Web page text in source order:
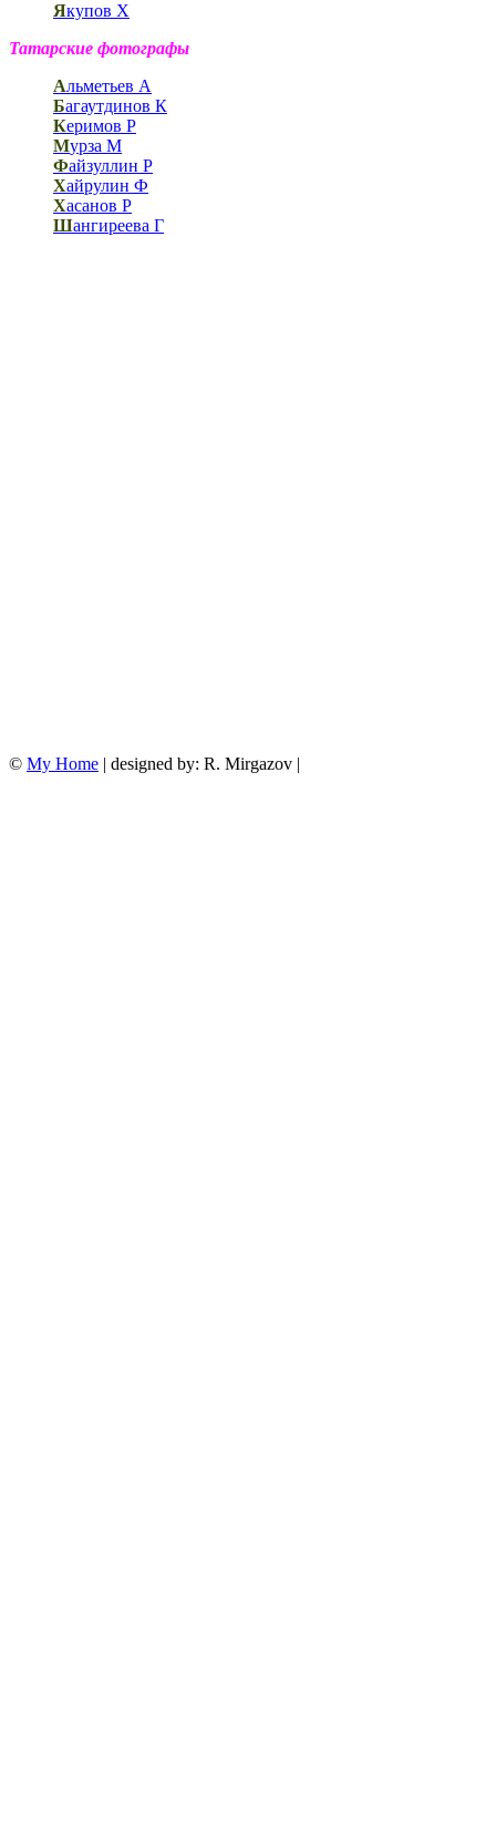
Якупов Х
Татарские фотографы
Альметьев А
Багаутдинов К
Керимов Р
Мурза М
Файзуллин Р
Хайрулин Ф
Хасанов Р
Шангиреева Г
© My Home | designed by: R. Mirgazov |